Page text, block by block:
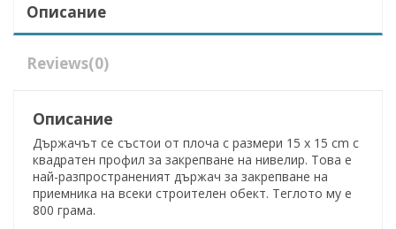
Описание
Reviews(0)
Описание
Държачът се състои от плоча с размери 15 x 15 cm с
квадратен профил за закрепване на нивелир. Това е
най-разпространеният държач за закрепване на
приемника на всеки строителен обект. Теглото му е
800 грама.